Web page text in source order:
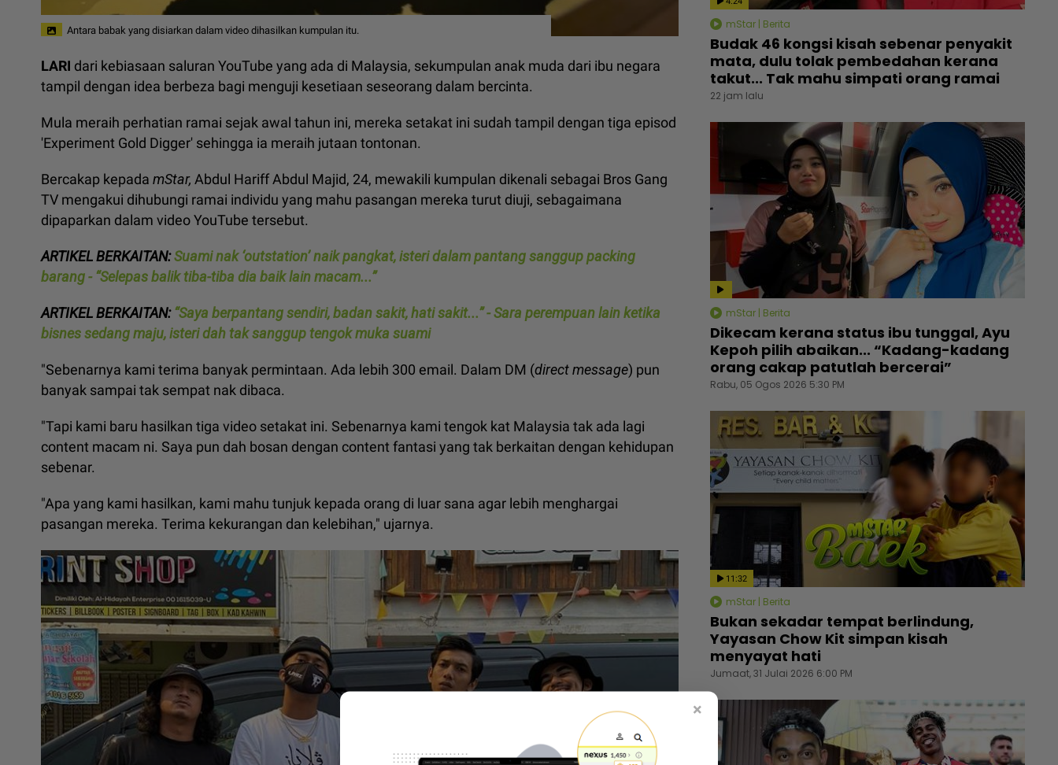
Antara babak yang disiarkan dalam video dihasilkan kumpulan itu.
LARI dari kebiasaan saluran YouTube yang ada di Malaysia, sekumpulan anak muda dari ibu negara
tampil dengan idea berbeza bagi menguji kesetiaan seseorang dalam bercinta.
Mula meraih perhatian ramai sejak awal tahun ini, mereka setakat ini sudah tampil dengan tiga episod
'Experiment Gold Digger' sehingga ia meraih jutaan tontonan.
Bercakap kepada mStar, Abdul Hariff Abdul Majid, 24, mewakili kumpulan dikenali sebagai Bros Gang
TV mengakui dihubungi ramai individu yang mahu pasangan mereka turut diuji, sebagaimana
dipaparkan dalam video YouTube tersebut.
ARTIKEL BERKAITAN:Suami nak ‘outstation’ naik pangkat, isteri dalam pantang sanggup packing
barang - “Selepas balik tiba-tiba dia baik lain macam...”
ARTIKEL BERKAITAN:“Saya berpantang sendiri, badan sakit, hati sakit...” - Sara perempuan lain ketika
bisnes sedang maju, isteri dah tak sanggup tengok muka suami
"Sebenarnya kami terima banyak permintaan. Ada lebih 300 email. Dalam DM (direct message) pun
banyak sampai tak sempat nak dibaca.
"Tapi kami baru hasilkan tiga video setakat ini. Sebenarnya kami tengok kat Malaysia tak ada lagi
content macam ni. Saya pun dah bosan dengan content fantasi yang tak berkaitan dengan kehidupan
sebenar.
"Apa yang kami hasilkan, kami mahu tunjuk kepada orang di luar sana agar lebih menghargai
pasangan mereka. Terima kekurangan dan kelebihan," ujarnya.
mStar | Berita
Budak 46 kongsi kisah sebenar penyakit
mata, dulu tolak pembedahan kerana
takut... Tak mahu simpati orang ramai
22 jam lalu
mStar | Berita
Dikecam kerana status ibu tunggal, Ayu
Kepoh pilih abaikan... “Kadang-kadang
orang cakap patutlah bercerai”
Rabu, 05 Ogos 2026 5:30 PM
11:32
mStar | Berita
Bukan sekadar tempat berlindung,
Yayasan Chow Kit simpan kisah
menyayat hati
Jumaat, 31 Julai 2026 6:00 PM
×